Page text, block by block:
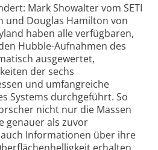
Mark Showalter vom SETI
und Douglas Hamilton von
haben alle verfügbaren,
Hubble-Aufnahmen des
ausgewertet,
der sechs
und umfangreiche
Systems durchgeführt. So
nicht nur die Massen
genauer als zuvor
Informationen über ihre